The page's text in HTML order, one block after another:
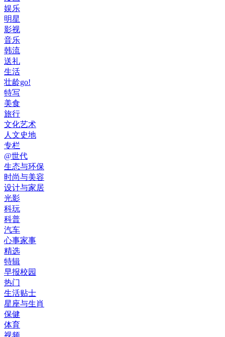
娱乐
明星
影视
音乐
韩流
送礼
生活
壮龄go!
特写
美食
旅行
文化艺术
人文史地
专栏
@世代
生态与环保
时尚与美容
设计与家居
光影
科玩
科普
汽车
心事家事
精选
特辑
早报校园
热门
生活贴士
星座与生肖
保健
体育
视频